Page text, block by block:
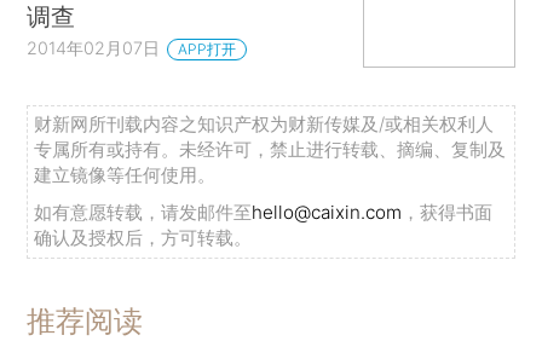
调查
2014年02月07日 APP打开
财新网所刊载内容之知识产权为财新传媒及/或相关权利人
专属所有或持有。未经许可，禁止进行转载、摘编、复制及
建立镜像等任何使用。
如有意愿转载，请发邮件至hello@caixin.com ，获得书面
确认及授权后，方可转载。
推荐阅读